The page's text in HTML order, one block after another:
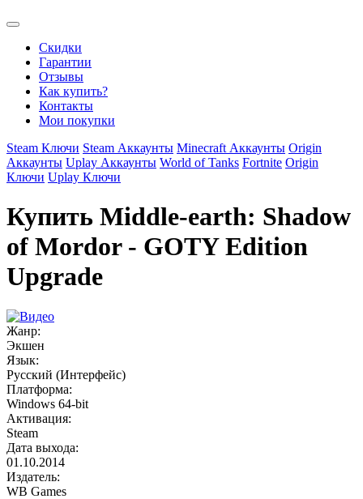
Скидки
Гарантии
Отзывы
Как купить?
Контакты
Мои покупки
Steam Ключи Steam Аккаунты Minecraft Аккаунты Origin
Аккаунты Uplay Аккаунты World of Tanks Fortnite Origin
Ключи Uplay Ключи
Купить Middle-earth: Shadow
of Mordor - GOTY Edition
Upgrade
Жанр:
Экшен
Язык:
Русский (Интерфейс)
Платформа:
Windows 64-bit
Активация:
Steam
Дата выхода:
01.10.2014
Издатель:
WB Games